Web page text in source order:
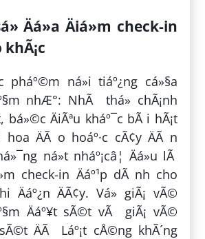
Äá»a Äiá»m check-in
khÃ¡c
pháº©m ná»i tiáº¿ng cá»§a
nhÆ°: NhÃ thá» chÃ¡nh
bá»©c ÄiÃªu kháº¯c bÃ i hÃ¡t
ÄÃ o hoáº·c cÃ¢y ÄÃ n
ná»t nháº¡câ¦ Äá»u lÃ
check-in Äáº¹p dÃ nh cho
Äáº¿n ÄÃ¢y. Vá» giÃ¡ vÃ©
Äáº¥t sÃ©t vÃ giÃ¡ vÃ©
ÄÃ Láº¡t cÅ©ng khÃ´ng